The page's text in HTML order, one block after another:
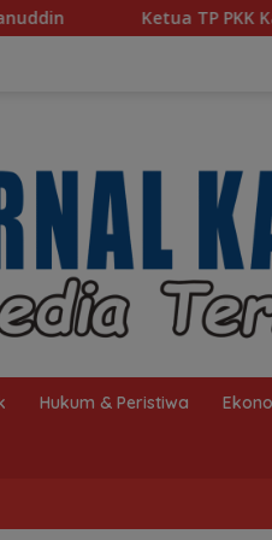
Dorong Kreasi Olahan
Hukum & Peristiwa